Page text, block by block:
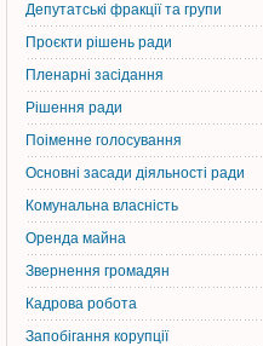
Депутатські фракції та групи
Проєкти рішень ради
Пленарні засідання
Рішення ради
Поіменне голосування
Основні засади діяльності ради
Комунальна власність
Оренда майна
Звернення громадян
Кадрова робота
Запобігання корупції